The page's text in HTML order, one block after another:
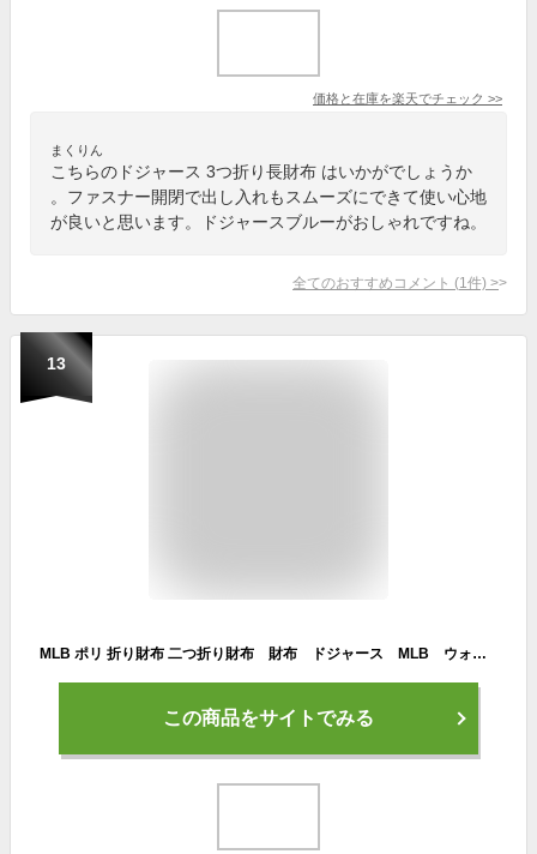
価格と在庫を楽天でチェック >>
まくりん
こちらのドジャース 3つ折り長財布 はいかがでしょうか
。ファスナー開閉で出し入れもスムーズにできて使い心地
が良いと思います。ドジャースブルーがおしゃれですね。
全てのおすすめコメント (1 件) >
13
MLB ポリ 折り財布 二つ折り財布 財布 ドジャース MLB ウォレットコード付 コンパクト シンプル 男子 女子 男の子 女の子 メンズ レディース 男女兼用
この商品をサイトでみる